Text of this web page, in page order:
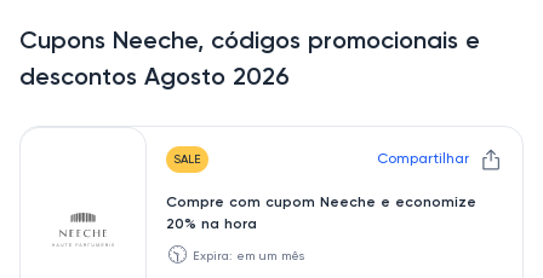
Cupons Neeche, códigos promocionais e
descontos Agosto 2026
SALE Compartilhar
Compre com cupom Neeche e economize
20% na hora
🕥 Expira: em um mês